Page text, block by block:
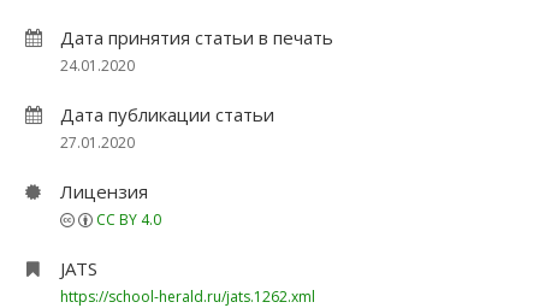
Дата принятия статьи в печать
24.01.2020
Дата публикации статьи
27.01.2020
Лицензия
CC BY 4.0
JATS
https://school-herald.ru/jats.1262.xml